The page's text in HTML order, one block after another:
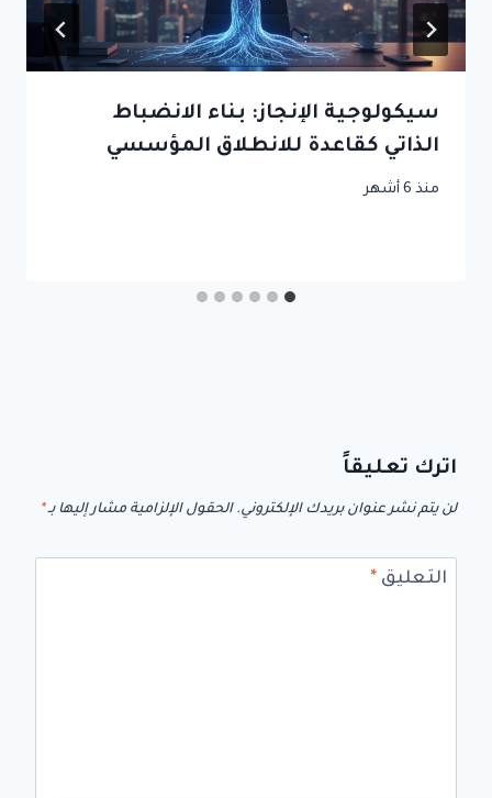
سيكولوجية الإنجاز: بناء الانضباط
الذاتي كقاعدة للانطلاق المؤسسي
منذ 6 أشهر
اترك تعليقاً
لن يتم نشر عنوان بريدك الإلكتروني. الحقول الإلزامية مشار إليها بـ*
التعليق *